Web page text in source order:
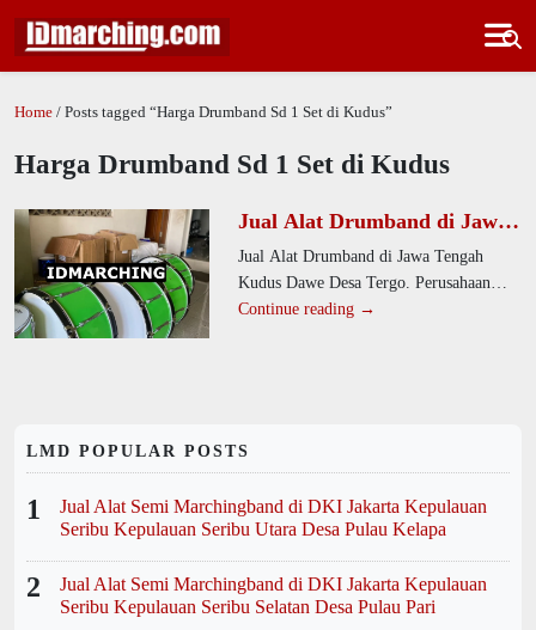
Home / Posts tagged “Harga Drumband Sd 1 Set di Kudus”
Harga Drumband Sd 1 Set di Kudus
Jual Alat Drumband di Jawa
Tengah Kudus Dawe Desa
Tergo
Jual Alat Drumband di Jawa Tengah
Kudus Dawe Desa Tergo. Perusahaan
kami menyediakan alat drumband
Continue reading →
LMD POPULAR POSTS
1
Jual Alat Semi Marchingband di DKI Jakarta Kepulauan
Seribu Kepulauan Seribu Utara Desa Pulau Kelapa
2
Jual Alat Semi Marchingband di DKI Jakarta Kepulauan
Seribu Kepulauan Seribu Selatan Desa Pulau Pari